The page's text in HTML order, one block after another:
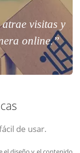
visitas y
online.”
de usar.